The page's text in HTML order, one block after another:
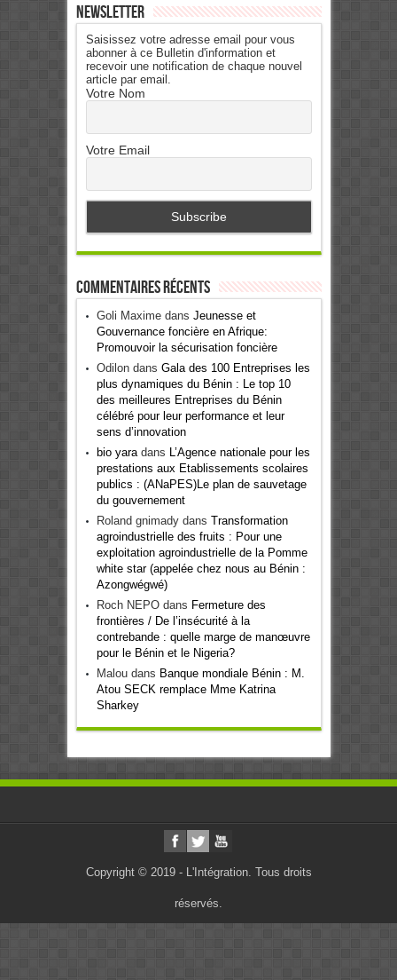
Newsletter
Saisissez votre adresse email pour vous
abonner à ce Bulletin d'information et
recevoir une notification de chaque nouvel
article par email.
Votre Nom
Votre Email
Commentaires récents
Goli Maximedans Jeunesse et
Gouvernance foncière en Afrique:
Promouvoir la sécurisation foncière
Odilondans Gala des 100 Entreprises les
plus dynamiques du Bénin : Le top 10
des meilleures Entreprises du Bénin
célébré pour leur performance et leur
sens d’innovation
bio yaradans
L’Agence nationale pour les
prestations aux Etablissements scolaires
publics : (ANaPES)Le plan de sauvetage
du gouvernement
Roland gnimadydans Transformation
agroindustrielle des fruits : Pour une
exploitation agroindustrielle de la Pomme
white star (appelée chez nous au Bénin :
Azongwégwé)
Roch NEPOdans Fermeture des
frontières / De l’insécurité à la
contrebande : quelle marge de manœuvre
pour le Bénin et le Nigeria?
Maloudans Banque mondiale Bénin : M.
Atou SECK remplace Mme Katrina
Sharkey
Copyright © 2019 - L'Intégration. Tous droits
réservés.